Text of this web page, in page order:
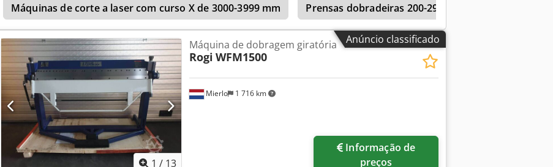
Máquinas de corte a laser com curso X de 3000-3999 mm
Prensas dobradeiras 200-299 t de pressão
Anúncio classificado
1 / 13
Mierlo 1 716 km
Máquina de dobragem giratória
Rogi WFM1500
preços